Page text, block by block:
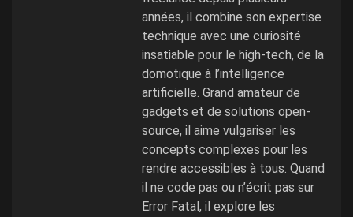
années, il combine son expertise
technique avec une curiosité
insatiable pour le high-tech, de la
domotique à l’intelligence
artificielle. Grand amateur de
gadgets et de solutions open-
source, il aime vulgariser les
concepts complexes pour les
rendre accessibles à tous. Quand
il ne code pas ou n’écrit pas sur
Error Fatal, il explore les